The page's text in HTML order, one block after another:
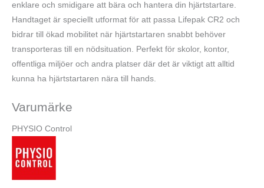
enklare och smidigare att bära och hantera din hjärtstartare.
Handtaget är speciellt utformat för att passa Lifepak CR2 och
bidrar till ökad mobilitet när hjärtstartaren snabbt behöver
transporteras till en nödsituation. Perfekt för skolor, kontor,
offentliga miljöer och andra platser där det är viktigt att alltid
kunna ha hjärtstartaren nära till hands.
Varumärke
PHYSIO Control